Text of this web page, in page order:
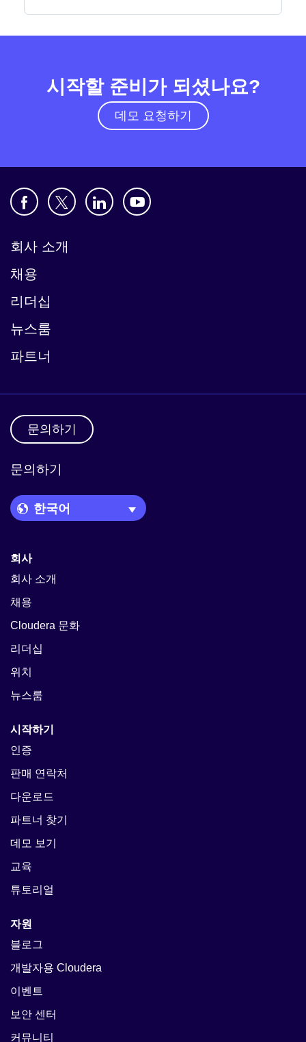
시작할 준비가 되셨나요?
데모 요청하기
회사 소개
채용
리더십
뉴스룸
파트너
문의하기
문의하기
Language Picker
회사
회사 소개
채용
Cloudera 문화
리더십
위치
뉴스룸
시작하기
인증
판매 연락처
다운로드
파트너 찾기
데모 보기
교육
튜토리얼
자원
블로그
개발자용 Cloudera
이벤트
보안 센터
커뮤니티